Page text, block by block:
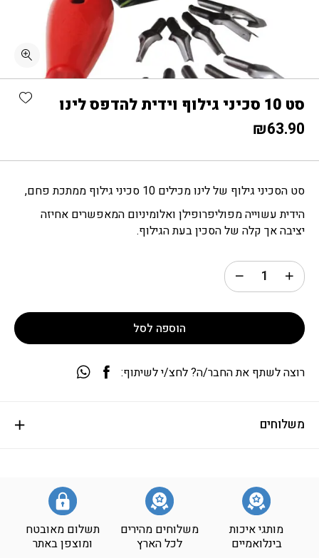
סט 10 סכיני גילוף וידית להדפס לינו
₪63.90
סט הסכיני גילוף של לינו מכילים 10 סכיני גילוף ממתכת פחם,
הידית עשוייה מפוליפרופילן ואלומיניום המאפשרים אחיזה
יציבה אך קלה של הסכין בעת הגילוף.
הוספה לסל
משלוחים
מותגי איכות
בינלואמיים
משלוחים מהירים
לכל הארץ
תשלום מאובטח
ומוצפן באתר
רוצה לשתף את החבר/ה? לחצ/י לשיתוף: